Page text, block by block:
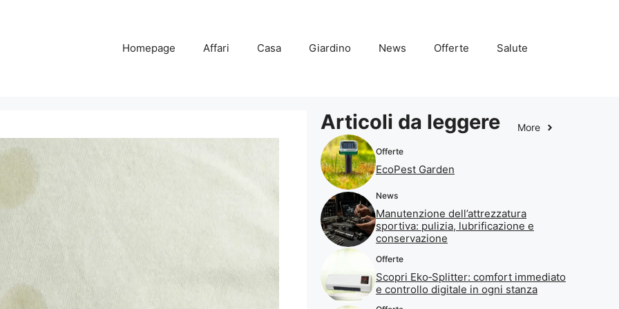
Homepage Affari Casa Giardino News Offerte Salute
Articoli da leggere More
Offerte
EcoPest Garden
News
Manutenzione dell’attrezzatura
sportiva: pulizia, lubrificazione e
conservazione
Offerte
Scopri Eko‑Splitter: comfort immediato
e controllo digitale in ogni stanza